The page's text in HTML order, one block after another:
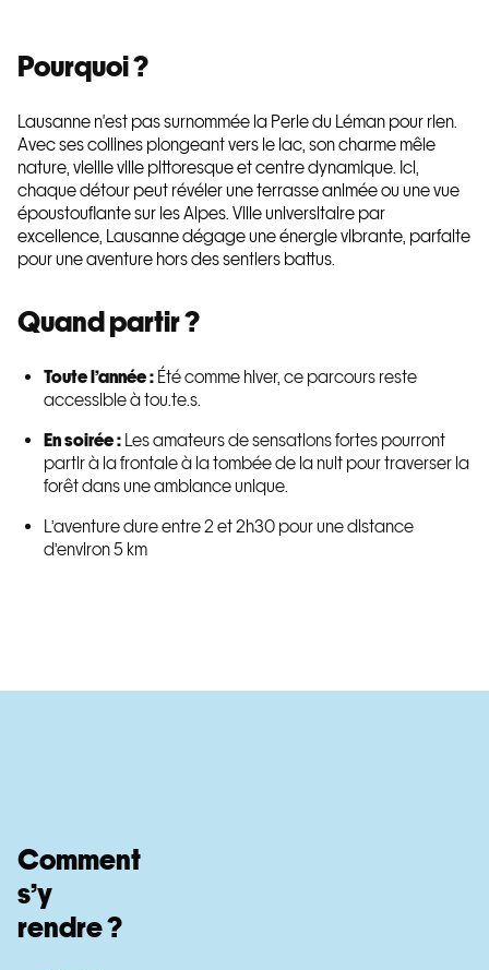
Pourquoi ?
Lausanne n'est pas surnommée la Perle du Léman pour rien.
Avec ses collines plongeant vers le lac, son charme mêle
nature, vieille ville pittoresque et centre dynamique. Ici,
chaque détour peut révéler une terrasse animée ou une vue
époustouflante sur les Alpes. Ville universitaire par
excellence, Lausanne dégage une énergie vibrante, parfaite
pour une aventure hors des sentiers battus.
Quand partir ?
Toute l’année : Été comme hiver, ce parcours reste
accessible à tou.te.s.
En soirée : Les amateurs de sensations fortes pourront
partir à la frontale à la tombée de la nuit pour traverser la
forêt dans une ambiance unique.
L’aventure dure entre 2 et 2h30 pour une distance
d’environ 5 km
Comment
s’y
rendre ?